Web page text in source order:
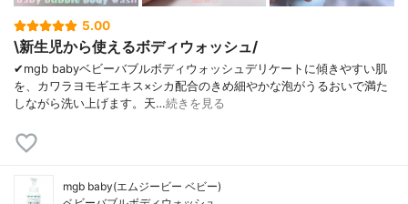
5.00
\新生児から使えるボディウォッシュ/
✔︎mgb babyベビーバブルボディウォッシュデリケートに傾きやすい肌
を、カワラヨモギエキス×シカ配合のきめ細やかな泡がうるおいで満た
しながら洗い上げます。天…続きを見る
mgb baby(エムジービー ベビー)